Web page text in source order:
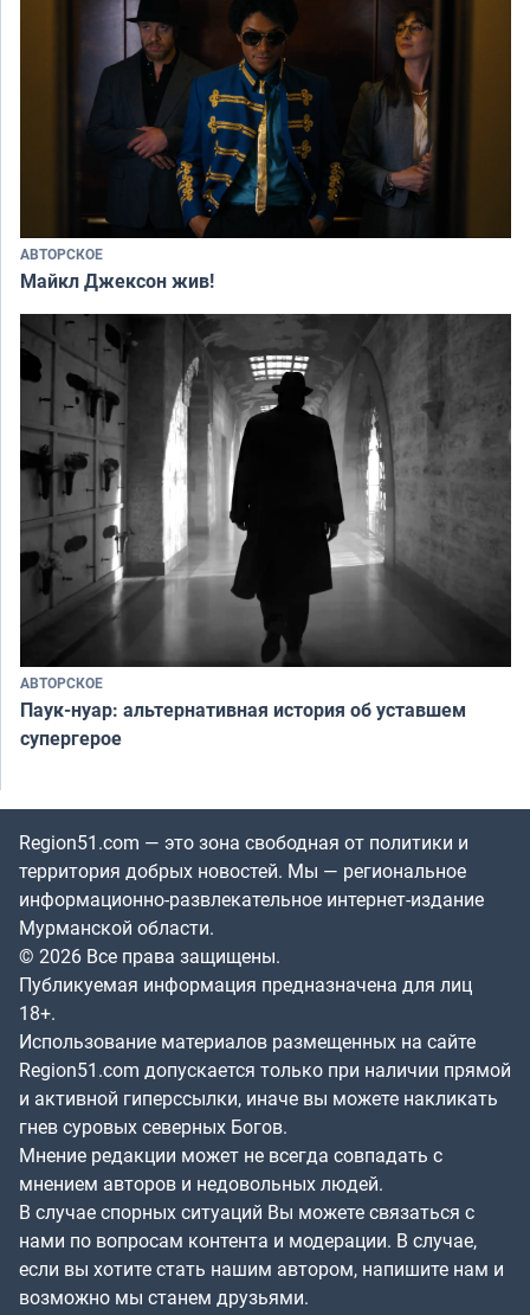
АВТОРСКОЕ
Майкл Джексон жив!
АВТОРСКОЕ
Паук-нуар: альтернативная история об уставшем
супергерое
Region51.com — это зона свободная от политики и
территория добрых новостей. Мы — региональное
информационно-развлекательное интернет-издание
Мурманской области.
© 2026 Все права защищены.
Публикуемая информация предназначена для лиц
18+.
Использование материалов размещенных на сайте
Region51.com допускается только при наличии прямой
и активной гиперссылки, иначе вы можете накликать
гнев суровых северных Богов.
Мнение редакции может не всегда совпадать с
мнением авторов и недовольных людей.
В случае спорных ситуаций Вы можете связаться с
нами по вопросам контента и модерации. В случае,
если вы хотите стать нашим автором, напишите нам и
возможно мы станем друзьями.